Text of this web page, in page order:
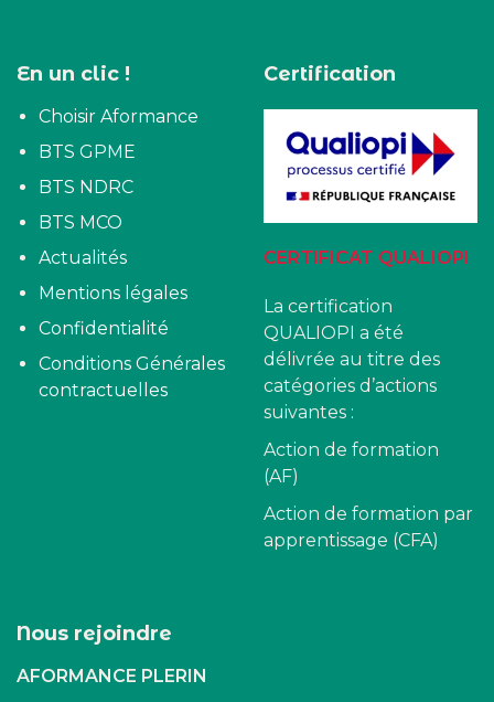
En un clic !
Choisir Aformance
BTS GPME
BTS NDRC
BTS MCO
Actualités
Mentions légales
Confidentialité
Conditions Générales
contractuelles
Certification
CERTIFICAT QUALIOPI
La certification
QUALIOPI a été
délivrée au titre des
catégories d’actions
suivantes :
Action de formation
(AF)
Action de formation par
apprentissage (CFA)
Nous rejoindre
AFORMANCE PLERIN